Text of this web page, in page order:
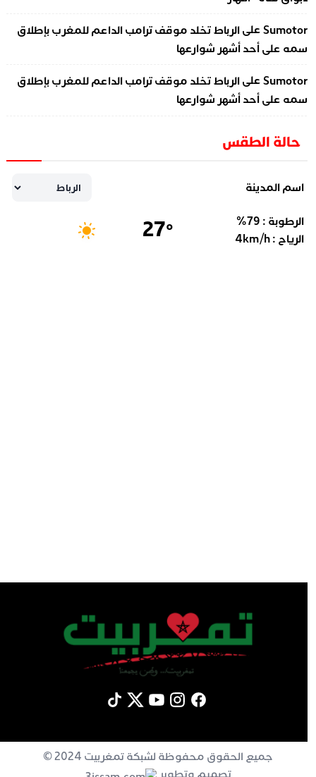
علىالرباط تخلد موقف ترامب الداعم للمغرب بإطلاق
على أحد أشهر شوارعها
علىالرباط تخلد موقف ترامب الداعم للمغرب بإطلاق
على أحد أشهر شوارعها
حالة الطقس
اسم المدينة
الرطوبة : 79
%
الرياح :
4km/h
27
جميع الحقوق محفوظة لشبكة تمغربيت 2024 ©